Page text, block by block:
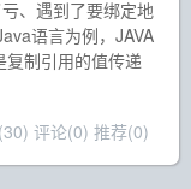
、遇到了要绑定地
语言为例，JAVA
复制引用的值传递
评论(0) 推荐(0)